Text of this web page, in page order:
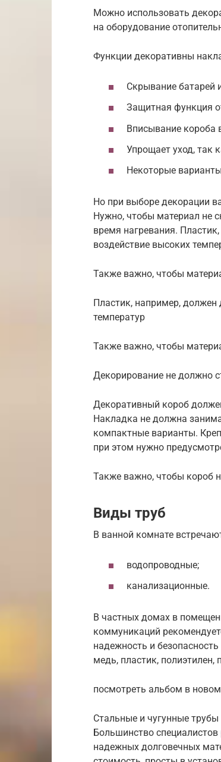
Можно использовать
на оборудование
Функции декоративны
Скрывание батарей
Защитная функция
Вписывание короба
Упрощает уход, так
Некоторые
Но при выборе декорации
Нужно, чтобы материал не
время нагревания.
воздействие высоких
Также важно, чтобы
Пластик, например,
температур
Также важно, чтобы
Декорирование не должно
Декоративный короб
Накладка не должна
компактные варианты.
при этом нужно
Также важно, чтобы короб
Виды труб
В ванной комнате
водопроводные;
канализационные.
В частных домах в
коммуникаций
надежность и
медь, пластик, полиэтилен,
посмотреть альбом в
Стальные и чугунные
Большинство
надежных долговечных